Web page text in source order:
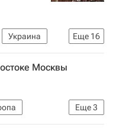
Еще 16
Украина
Весь мир
регион
Москвы
Еще3
Россия